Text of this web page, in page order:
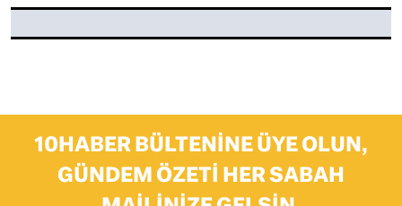
10HABER BÜLTENINE ÜYE OLUN,
GÜNDEM ÖZETI HER SABAH